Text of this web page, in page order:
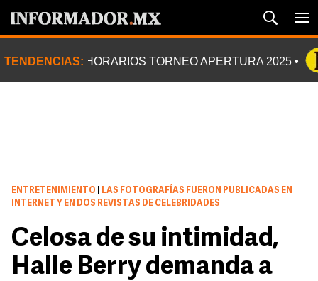
TENDENCIAS: HORARIOS TORNEO APERTURA 2025
ENTRETENIMIENTO
LAS FOTOGRAFÍAS FUERON PUBLICADAS EN
INTERNET Y EN DOS REVISTAS DE CELEBRIDADES
Celosa de su intimidad,
Halle Berry demanda a